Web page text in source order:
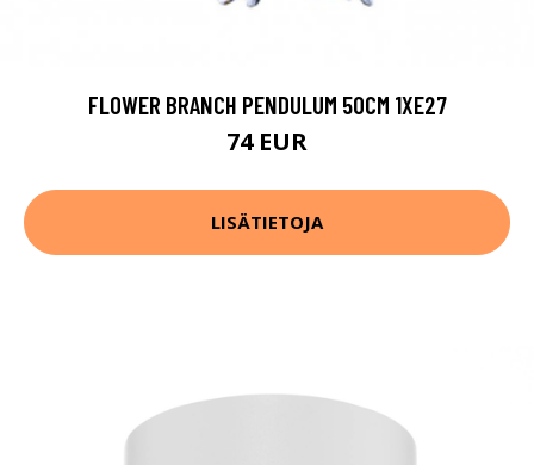
FLOWER BRANCH PENDULUM 50CM 1XE27
74 EUR
LISÄTIETOJA